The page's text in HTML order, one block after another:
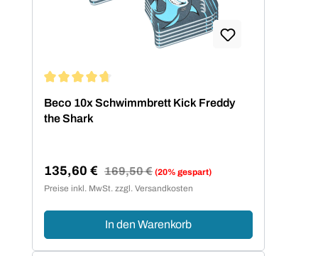
Beco 10x Schwimmbrett Kick Freddy
the Shark
Verkaufspreis:
135,60 € Regulärer Preis:
169,50 € (20% gespart)
Preise inkl. MwSt. zzgl. Versandkosten
In den Warenkorb